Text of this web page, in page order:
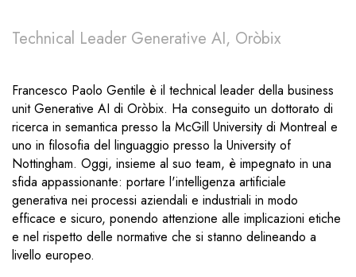
Technical Leader Generative AI, Oròbix
Francesco Paolo Gentile è il technical leader della business
unit Generative AI di Oròbix. Ha conseguito un dottorato di
ricerca in semantica presso la McGill University di Montreal e
uno in filosofia del linguaggio presso la University of
Nottingham. Oggi, insieme al suo team, è impegnato in una
sfida appassionante: portare l'intelligenza artificiale
generativa nei processi aziendali e industriali in modo
efficace e sicuro, ponendo attenzione alle implicazioni etiche
e nel rispetto delle normative che si stanno delineando a
livello europeo.